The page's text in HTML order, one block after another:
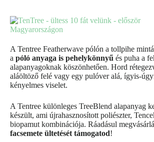
A Tentree Featherwave pólón a tollpihe
a póló anyaga is pehelykönnyű és puha a
alapanyagoknak köszönhetően. Hord
aláöltöző felé vagy egy pulóver alá, ígyis-
kényelmes viselet.
A Tentree különleges TreeBlend alapanyag
készült, ami újrahasznosított poliészter,
biopamut kombinációja. Ráadásul
facsemete ültetését támogatod!